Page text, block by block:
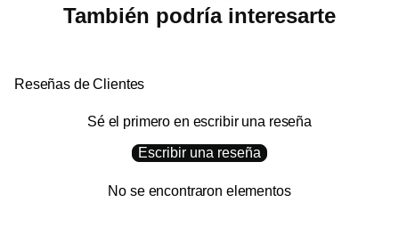
También podría interesarte
Reseñas de Clientes
Sé el primero en escribir una reseña
Escribir una reseña
No se encontraron elementos